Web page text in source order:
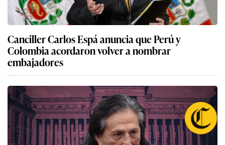
Canciller Carlos Espá anuncia que Perú y
Colombia acordaron volver a nombrar
embajadores